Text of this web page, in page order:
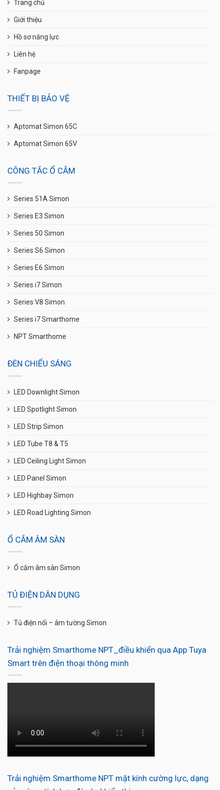
Trang chủ
Giới thiệu
Hồ sơ năng lực
Liên hệ
Fanpage
THIẾT BỊ BẢO VỆ
Aptomat Simon 65C
Aptomat Simon 65V
CÔNG TẮC Ổ CẮM
Series 51A Simon
Series E3 Simon
Series 50 Simon
Series S6 Simon
Series E6 Simon
Series i7 Simon
Series V8 Simon
Series i7 Smarthome
NPT Smarthome
ĐÈN CHIẾU SÁNG
LED Downlight Simon
LED Spotlight Simon
LED Strip Simon
LED Tube T8 & T5
LED Ceiling Light Simon
LED Panel Simon
LED Highbay Simon
LED Road Lighting Simon
Ổ CẮM ÂM SÀN
Ổ cắm âm sàn Simon
TỦ ĐIỆN DÂN DỤNG
Tủ điện nổi – âm tường Simon
Trải nghiệm Smarthome NPT_điều khiển qua App Tuya
Smart trên điện thoại thông minh
Trải nghiệm Smarthome NPT mặt kính cường lực, dạng